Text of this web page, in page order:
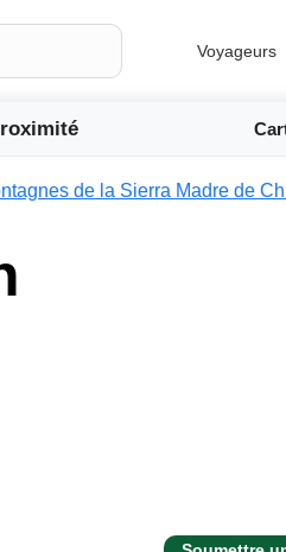
Voyageurs
de la Sierra Madre de